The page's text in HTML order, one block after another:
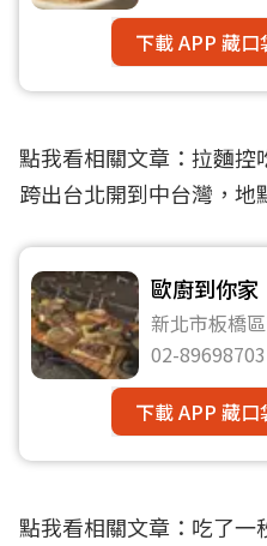
下載 APP 藏口
點我看相關文章： 拉麵控
跨出台北開到中台灣，地
歐廚到你家
新北市板橋
02-89698703
下載 APP 藏口
點我看相關文章： 吃了一